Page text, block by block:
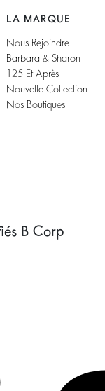
LA MARQUE
Nous Rejoindre
Barbara & Sharon
125 Et Après
Nouvelle Collection
Nos Boutiques
B Corp